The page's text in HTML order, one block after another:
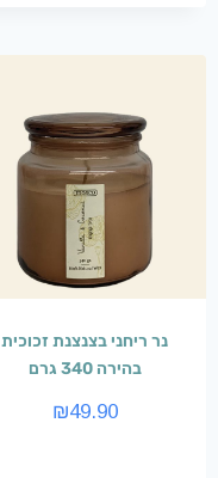
נר ריחני בצנצנת זכוכית
בהירה 340 גרם
₪49.90